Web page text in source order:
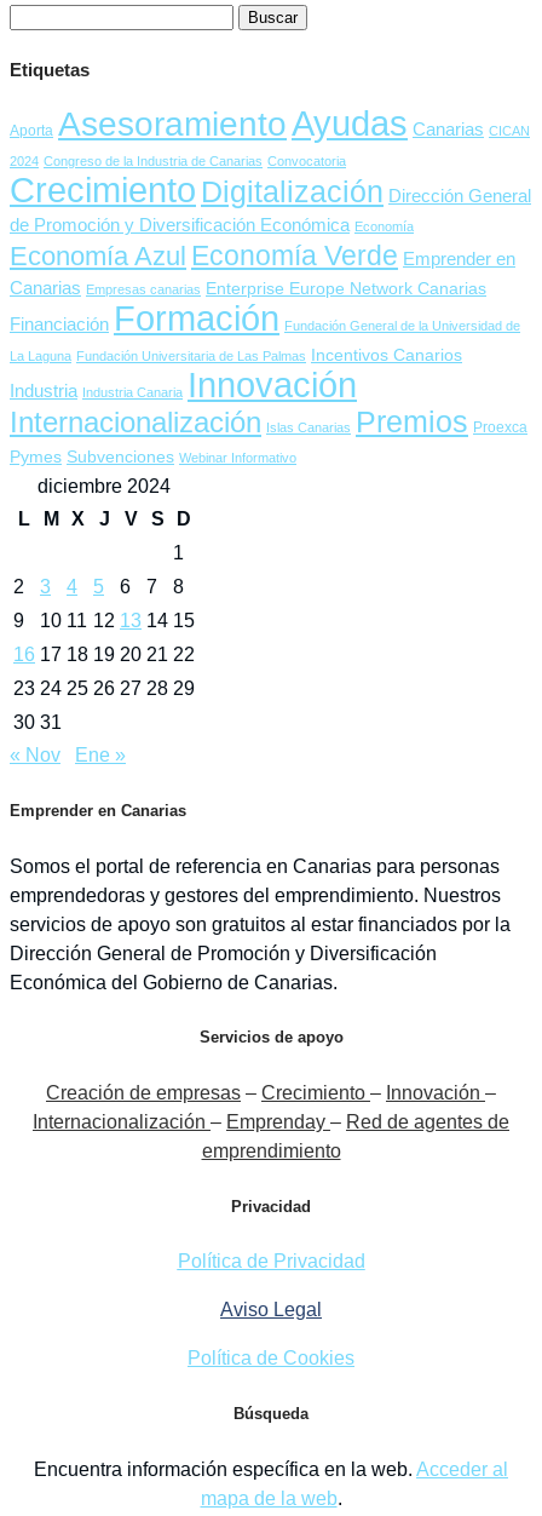
Etiquetas
Aporta AsesoramientoAyudas Canarias CICAN
2024 Congreso de la Industria de Canarias Convocatoria
Crecimiento Digitalización Dirección General
de Promoción y Diversificación Económica Economía
Economía Azul Economía Verde Emprender en
Canarias Empresas canarias Enterprise Europe Network Canarias
Financiación Formación Fundación General de la Universidad de
La Laguna Fundación Universitaria de Las Palmas Incentivos Canarios
Industria Industria Canaria Innovación
Internacionalización Islas Canarias Premios Proexca
Pymes Subvenciones Webinar Informativo
diciembre 2024
L
M X J V S
D
1
2
3 4 5 6 7
8
9
10 11 12 13 14 15
16 17 18 19 20 21 22
23 24 25 26 27 28 29
30 31
« Nov
Ene »
Emprender en Canarias
Somos el portal de referencia en Canarias para personas
emprendedoras y gestores del emprendimiento. Nuestros
servicios de apoyo son gratuitos al estar financiados por la
Dirección General de Promoción y Diversificación
Económica del Gobierno de Canarias.
Servicios de apoyo
Creación de empresas – Crecimiento – Innovación –
Internacionalización – Emprenday – Red de agentes de
emprendimiento
Privacidad
Política de Privacidad
Aviso Legal
Política de Cookies
Búsqueda
Encuentra información específica en la web. Acceder al
mapa de la web.